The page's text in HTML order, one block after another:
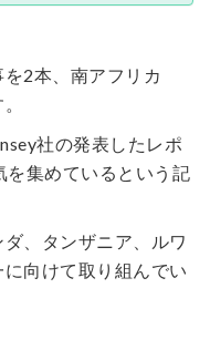
2本、南アフリカ
社の発表したレポ
を集めているという記
、タンザニア、ルワ
向けて取り組んでい